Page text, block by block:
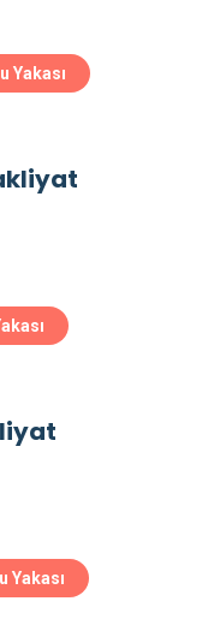
Yakası
Yakası